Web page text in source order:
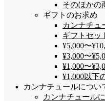
そのほかの
ギフトのお求め
カンナチュ
ギフトセッ
¥5,000〜
¥3,000〜
¥1,000〜
¥1,000以下
カンナチュールについ
カンナチュール